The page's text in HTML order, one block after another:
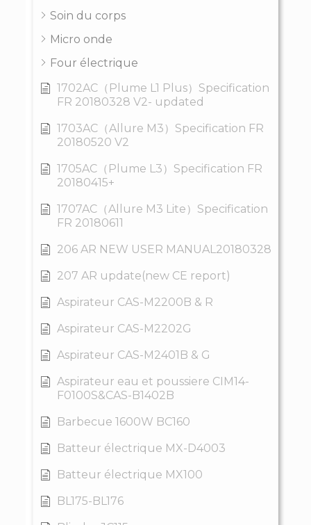
Soin du corps
Micro onde
Four électrique
1702AC（Plume L1 Plus）Specification
FR 20180328 V2- updated
1703AC（Allure M3）Specification FR
20180520 V2
1705AC（Plume L3）Specification FR
20180415+
1707AC（Allure M3 Lite）Specification
FR 20180611
206 AR NEW USER MANUAL20180328
207 AR update(new CE report)
Aspirateur CAS-M2200B & R
Aspirateur CAS-M2202G
Aspirateur CAS-M2401B & G
Aspirateur eau et poussiere CIM14-
F0100S&CAS-B1402B
Barbecue 1600W BC160
Batteur électrique MX-D4003
Batteur électrique MX100
BL175-BL176